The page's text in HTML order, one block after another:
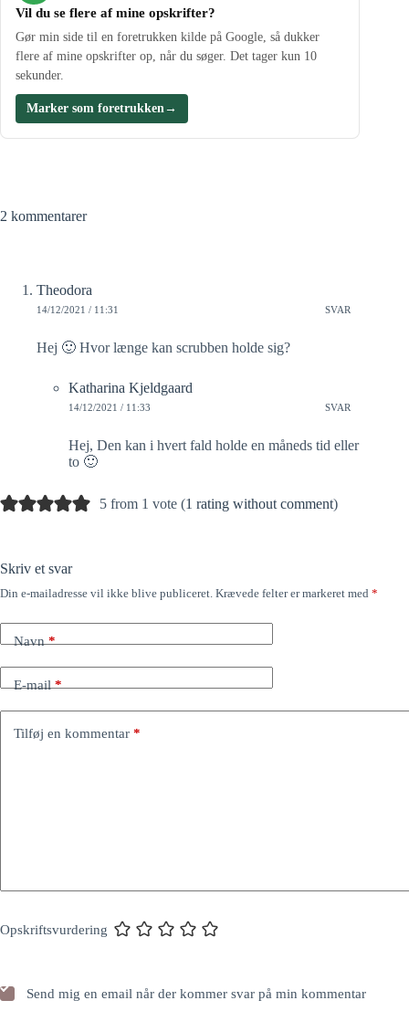
Vil du se flere af mine opskrifter?
Gør min side til en foretrukken kilde på Google, så dukker
flere af mine opskrifter op, når du søger. Det tager kun 10
sekunder.
Marker som foretrukken →
2 kommentarer
Theodora
14/12/2021 / 11:31 SVAR
Hej 🙂 Hvor længe kan scrubben holde sig?
Katharina Kjeldgaard
14/12/2021 / 11:33 SVAR
Hej, Den kan i hvert fald holde en måneds tid eller
to 🙂
5 from 1 vote (1 rating without comment)
Skriv et svar
Din e-mailadresse vil ikke blive publiceret. Krævede felter er markeret med *
Navn*
E-mail*
Tilføj en kommentar *
Opskriftsvurdering
Send mig en email når der kommer svar på min kommentar